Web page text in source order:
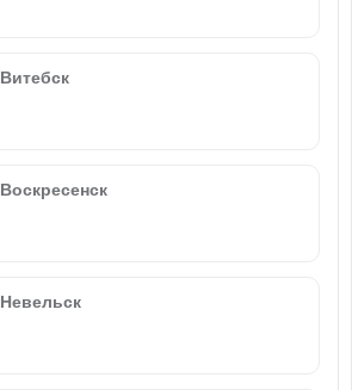
Витебск
Воскресенск
Невельск